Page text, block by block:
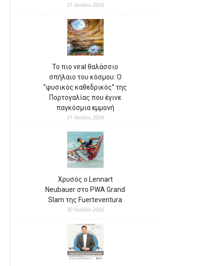
31 Ιουλίου 2026
Το πιο viral θαλάσσιο
σπήλαιο του κόσμου: Ο
“φυσικός καθεδρικός” της
Πορτογαλίας που έγινε
παγκόσμια εμμονή
31 Ιουλίου 2026
Χρυσός ο Lennart
Neubauer στο PWA Grand
Slam της Fuerteventura
30 Ιουλίου 2026